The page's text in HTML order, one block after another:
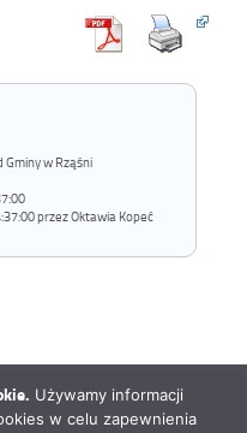
w Rząśni
przez Oktawia Kopeć
Używamy informacji
w celu zapewnienia